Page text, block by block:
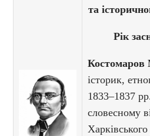
та
Рік
Костомаров
історик,
1833–1837
словесному